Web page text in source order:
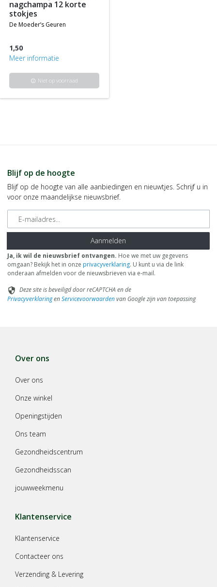
nagchampa 12 korte
stokjes
de moeder’s geuren
1,50
Meer informatie
info Niet op voorraad
Blijf op de hoogte
Blijf op de hoogte van alle aanbiedingen en nieuwtjes. Schrijf u in
voor onze maandelijkse nieuwsbrief.
E-mailadres
Aanmelden
Ja, ik wil de nieuwsbrief ontvangen. Hoe we met uw gegevens
omgaan? Bekijk het in onze privacyverklaring. U kunt u via de link
onderaan afmelden voor de nieuwsbrieven via e-mail.
security Deze site is beveiligd door reCAPTCHA en de
PrivacyverklaringenServicevoorwaardenvan Google zijn van toepassing
Over ons
Over ons
Onze winkel
Openingstijden
Ons team
Gezondheidscentrum
Gezondheidsscan
jouwweekmenu
Klantenservice
Klantenservice
Contacteer ons
Verzending & Levering